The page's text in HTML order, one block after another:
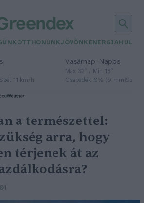
OTTHONUNKJÖVŐNK ENERGIA
Szél: 11 km/h
Vasárnap– Napos
Max 32° / Min 18°
Csapadék: 0% (0 mm)Szél:
a természettel:
arra, hogy
térjenek át az